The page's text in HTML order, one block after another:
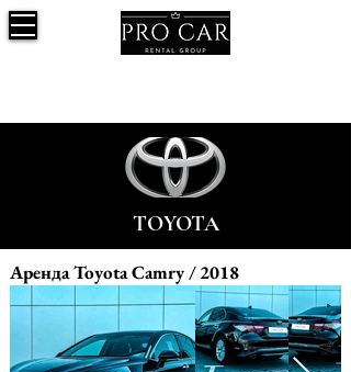
TOYOTA
Аренда Toyota Camry / 2018